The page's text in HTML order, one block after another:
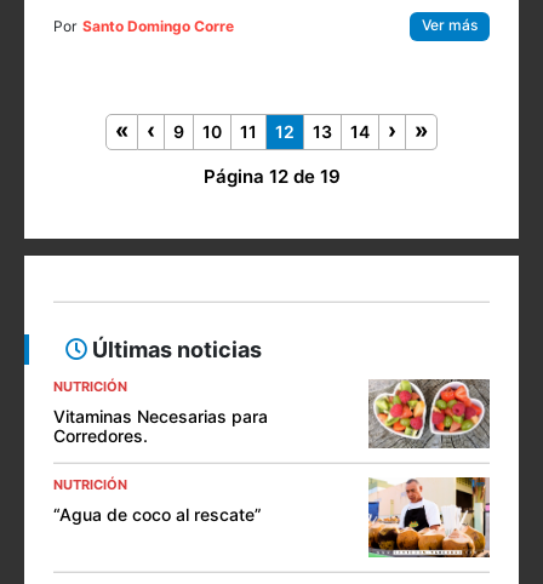
Por Santo Domingo Corre Ver más
Página 12 de 19
9 10 11 12 13 14
Últimas noticias
NUTRICIÓN
Vitaminas Necesarias para
Corredores.
NUTRICIÓN
“Agua de coco al rescate”